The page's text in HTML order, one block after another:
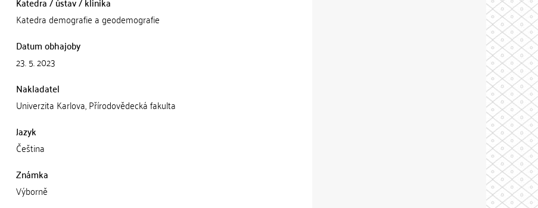
Katedra demografie a geodemografie
Datum obhajoby
23. 5. 2023
Nakladatel
Univerzita Karlova, Přírodovědecká fakulta
Jazyk
Čeština
Známka
Výborně